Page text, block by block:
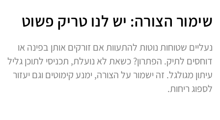
שימור הצורה: יש לנו טריק פשוט
נעליים שטוחות נוטות להתעוות אם זורקים אותן בפינה או
דוחסים לתיק. הפתרון? כשאת לא נועלת, תכניסי לתוכן גליל
עיתון מגולגל. זה ישמור על הצורה, ימנע קימוטים וגם יעזור
לספוג ריחות.